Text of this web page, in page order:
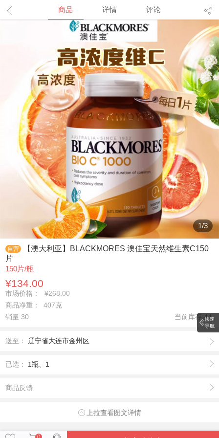
商品 详情 评论
1/3
自营
【澳大利亚】BLACKMORES 澳佳宝天然维生素C150
片
150片/瓶
¥134.00
市场价格：
¥268.00
商品净重： 407克
销量 30
当前库存 44
送至： 辽宁省大连市金州区
已选： 1瓶、1
商品反馈
上拉查看图文详情
快速
导航